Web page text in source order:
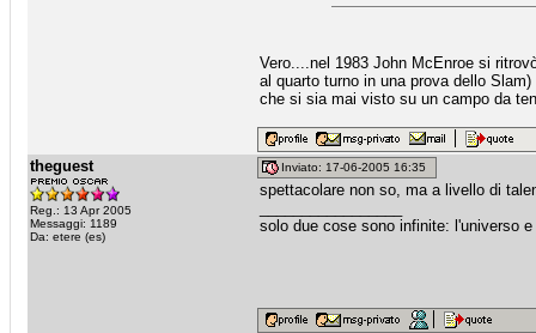
Vero....nel 1983 John McEnroe si
al quarto turno in una prova dello
che si sia mai visto su un campo da
theguest
Reg.: 13 Apr 2005
Messaggi: 1189
Da: etere (es)
Inviato: 17-06-2005 16:35
spettacolare non so, ma a livello di
solo due cose sono infinite: l'universo